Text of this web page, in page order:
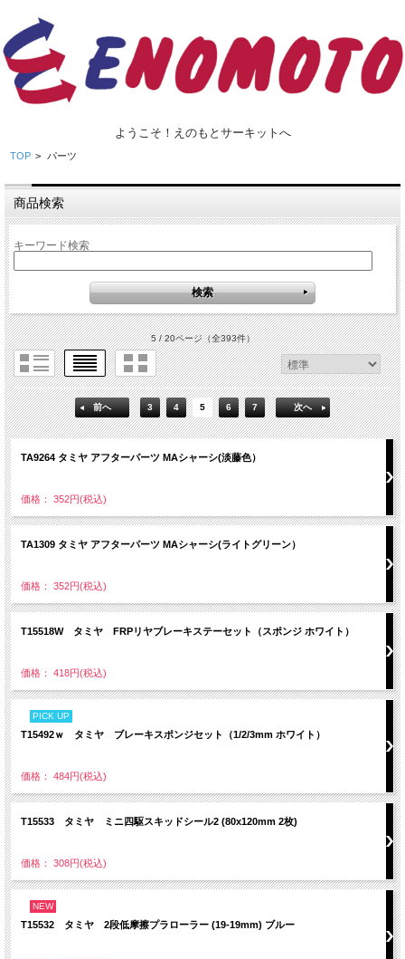
ようこそ！えのもとサーキットへ
TOP > パーツ
商品検索
キーワード検索
5 / 20ページ（全393件）
前へ 3 4 5 6 7 次へ
TA9264 タミヤ アフターパーツ MAシャーシ(淡藤色）
価格： 352円(税込)
TA1309 タミヤ アフターパーツ MAシャーシ(ライトグリーン）
価格： 352円(税込)
T15518W タミヤ FRPリヤブレーキステーセット（スポンジ ホワイト）
価格： 418円(税込)
PICK UP
T15492ｗ タミヤ ブレーキスポンジセット（1/2/3mm ホワイト）
価格： 484円(税込)
T15533 タミヤ ミニ四駆スキッドシール2 (80x120mm 2枚)
価格： 308円(税込)
NEW
T15532 タミヤ 2段低摩擦プラローラー (19-19mm) ブルー